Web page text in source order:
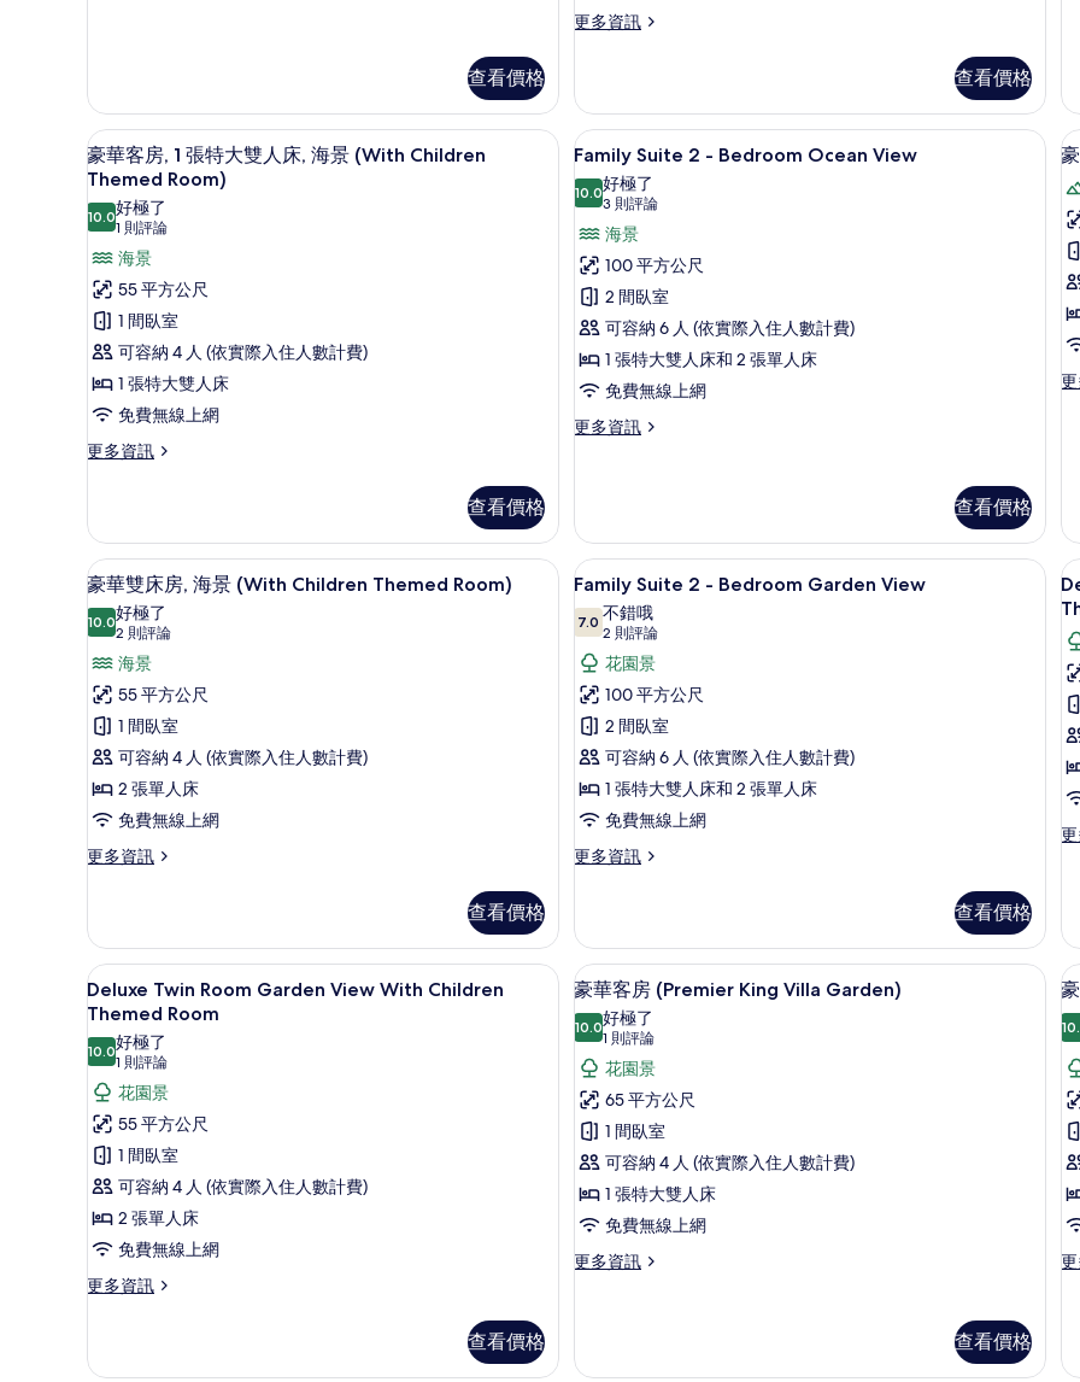
Pool)
的
所
有
相
片
特
大
雙
人
床
(Ocean
Pool)
的
詳
情
查看價格
大
床,
海
景
(Premier)
的
所
有
相
片
更多資訊
更
別
墅,
1
特
雙
人
床,
海
景
(Premier)
的
詳
查看價格
in
臥
室,
私
人
泳
池
in
的
詳
顯
示
豪
華
客
房,
張
特
大
雙
海
景
(With
Children
Themed
Room)
的
所
有
相
片
高級寢具、羽絨被、免費迷你吧物品、客房內保險箱
10
豪華客房, 1 張特大雙人床, 海景 (With Children
Themed Room)
10.010.0 分，滿分 10 分
好極了
1 則評論
(1
則
評
論)
海景
55 平方公尺
1 間臥室
可容納 4 人 (依實際入住人數計費)
1 張特大雙人床
免費無線上網
更多資訊
更
客
房,
1
特
雙
人
床,
海
景
Children
Themed
的
查看價格
顯
示
Family
Suite
2
-
Bedroom
Ocean
View
的
所
片
Family Suite 2 - Bedroom Ocean
10
Family Suite 2 - Bedroom Ocean View
10.010.0 分，滿分 10 分
好極了
3 則評論
(3
則
評
論)
海景
100 平方公尺
2 間臥室
可容納 6 人 (依實際入住人數計費)
1 張特大雙人床和 2 張單人床
免費無線上網
更多資訊
更
-
Bedroom
Ocean
的
詳
情
查看價格
示
床
更
山
的
詳
情
顯
示
豪
華
雙
床
房,
海
景
(With
Room)
的
所
有
相
片
豪華雙床房, 海景 (With Children Themed Room) | 高級寢具、羽絨被、免費迷你吧物品、客房內保險箱
12
豪華雙床房, 海景 (With Children Themed Room)
10.010.0 分，滿分 10 分
好極了
2 則評論
(2
則
評
論)
海景
55 平方公尺
1 間臥室
可容納 4 人 (依實際入住人數計費)
2 張單人床
免費無線上網
更多資訊
更
雙
床
房,
海
(With
Children
Themed
Room)
的
詳
情
查看價格
顯
示
Family
Suite
2
-
Bedroom
Garden
View
的
所
片
Family Suite 2 - Bedroom Garden
10
Family Suite 2 - Bedroom Garden View
7.07.0 分，滿分 10 分
不錯哦
2 則評論
(2
則
評
論)
花園景
100 平方公尺
2 間臥室
可容納 6 人 (依實際入住人數計費)
1 張特大雙人床和 2 張單人床
免費無線上網
更多資訊
更
2
Bedroom
Garden
View
詳
情
查看價格
顯
更
的
詳
情
顯
示
Deluxe
Twin
Room
Garden
View
With
Children
Themed
Room
的
高級寢具、羽絨被、免費迷你吧物品、客房內保險箱
8
Deluxe Twin Room Garden View With Children
Themed Room
10.010.0 分，滿分 10 分
好極了
1 則評論
(1
則
評
論)
花園景
55 平方公尺
1 間臥室
可容納 4 人 (依實際入住人數計費)
2 張單人床
免費無線上網
更多資訊
更
Room
查看價格
顯
示
豪
華
客
房
(Premier
King
Villa
Garden)
的
相
6
豪華客房 (Premier King Villa Garden)
10.010.0 分，滿分 10 分
好極了
1 則評論
(1
則
評
論)
花園景
65 平方公尺
1 間臥室
可容納 4 人 (依實際入住人數計費)
1 張特大雙人床
免費無線上網
更多資訊
更
房
查看價格
更
床